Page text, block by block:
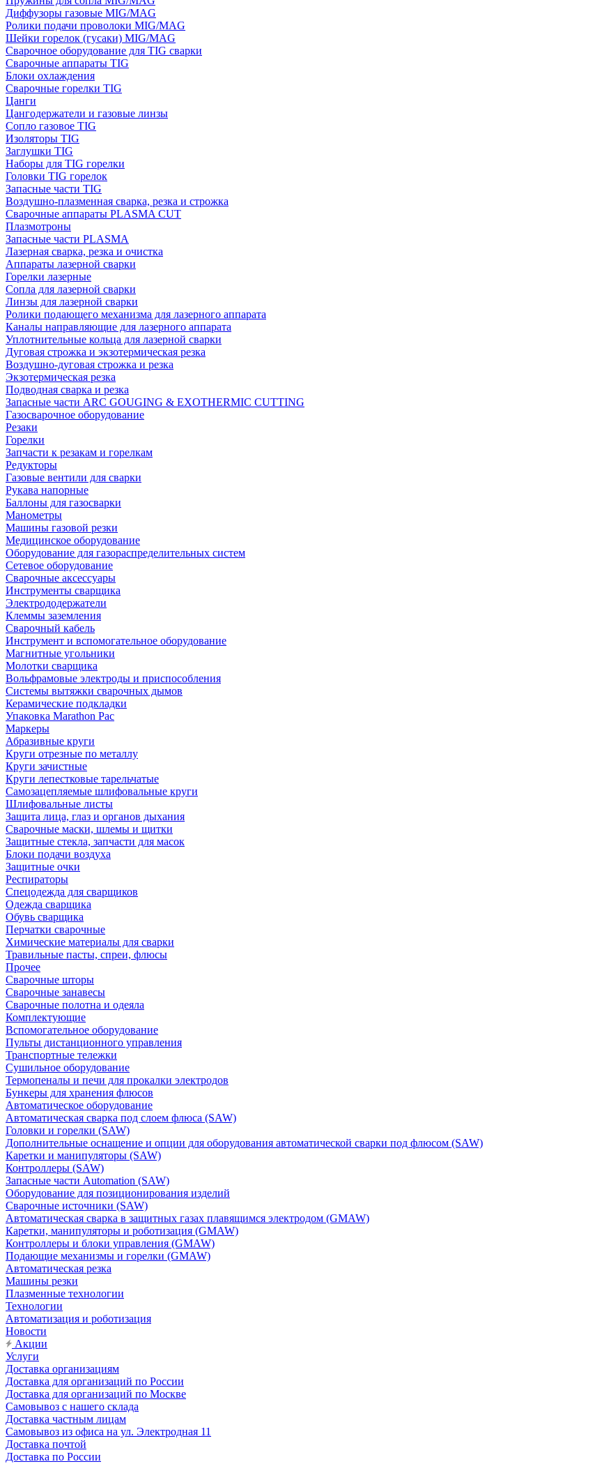
Диффузоры газовые MIG/MAG
Ролики подачи проволоки MIG/MAG
Шейки горелок (гусаки) MIG/MAG
Сварочное оборудование для TIG сварки
Сварочные аппараты TIG
Блоки охлаждения
Сварочные горелки TIG
Цанги
Цангодержатели и газовые линзы
Сопло газовое TIG
Изоляторы TIG
Заглушки TIG
Наборы для TIG горелки
Головки TIG горелок
Запасные части TIG
Воздушно-плазменная сварка, резка и строжка
Сварочные аппараты PLASMA CUT
Плазмотроны
Запасные части PLASMA
Лазерная сварка, резка и очистка
Аппараты лазерной сварки
Горелки лазерные
Сопла для лазерной сварки
Линзы для лазерной сварки
Ролики подающего механизма для лазерного аппарата
Каналы направляющие для лазерного аппарата
Уплотнительные кольца для лазерной сварки
Дуговая строжка и экзотермическая резка
Воздушно-дуговая строжка и резка
Экзотермическая резка
Подводная сварка и резка
Запасные части ARC GOUGING & EXOTHERMIC CUTTING
Газосварочное оборудование
Резаки
Горелки
Запчасти к резакам и горелкам
Редукторы
Газовые вентили для сварки
Рукава напорные
Баллоны для газосварки
Манометры
Машины газовой резки
Медицинское оборудование
Оборудование для газораспределительных систем
Сетевое оборудование
Сварочные аксессуары
Инструменты сварщика
Электрододержатели
Клеммы заземления
Сварочный кабель
Инструмент и вспомогательное оборудование
Магнитные угольники
Молотки сварщика
Вольфрамовые электроды и приспособления
Системы вытяжки сварочных дымов
Керамические подкладки
Упаковка Marathon Pac
Маркеры
Абразивные круги
Круги отрезные по металлу
Круги зачистные
Круги лепестковые тарельчатые
Самозацепляемые шлифовальные круги
Шлифовальные листы
Защита лица, глаз и органов дыхания
Сварочные маски, шлемы и щитки
Защитные стекла, запчасти для масок
Блоки подачи воздуха
Защитные очки
Респираторы
Спецодежда для сварщиков
Одежда сварщика
Обувь сварщика
Перчатки сварочные
Химические материалы для сварки
Травильные пасты, спреи, флюсы
Прочее
Сварочные шторы
Сварочные занавесы
Сварочные полотна и одеяла
Комплектующие
Вспомогательное оборудование
Пульты дистанционного управления
Транспортные тележки
Сушильное оборудование
Термопеналы и печи для прокалки электродов
Бункеры для хранения флюсов
Автоматическое оборудование
Автоматическая сварка под слоем флюса (SAW)
Головки и горелки (SAW)
Дополнительные оснащение и опции для оборудования автоматической сварки под флюсом (SAW)
Каретки и манипуляторы (SAW)
Контроллеры (SAW)
Запасные части Automation (SAW)
Оборудование для позиционирования изделий
Сварочные источники (SAW)
Автоматическая сварка в защитных газах плавящимся электродом (GMAW)
Каретки, манипуляторы и роботизация (GMAW)
Контроллеры и блоки управления (GMAW)
Подающие механизмы и горелки (GMAW)
Автоматическая резка
Машины резки
Плазменные технологии
Технологии
Автоматизация и роботизация
Новости
Акции
Услуги
Доставка организациям
Доставка для организаций по России
Доставка для организаций по Москве
Самовывоз с нашего склада
Доставка частным лицам
Самовывоз из офиса на ул. Электродная 11
Доставка почтой
Доставка по России